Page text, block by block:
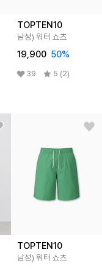
TOPTEN10
남성) 워터 쇼츠
19,900 50%
39 5 (2)
TOPTEN10
남성) 워터 쇼츠